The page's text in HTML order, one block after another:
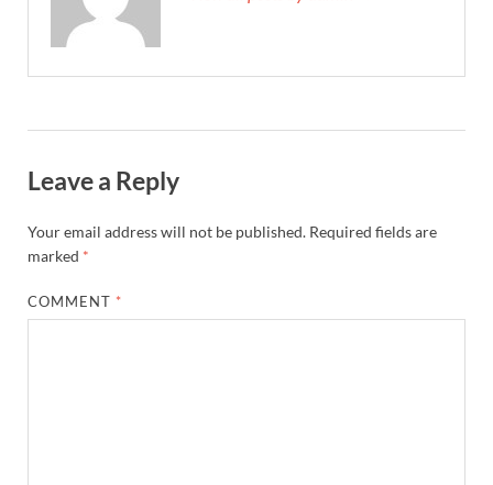
Leave a Reply
Your email address will not be published. Required fields are
marked *
COMMENT *